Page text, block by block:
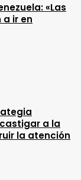
«Las
ir en
a la
la atención